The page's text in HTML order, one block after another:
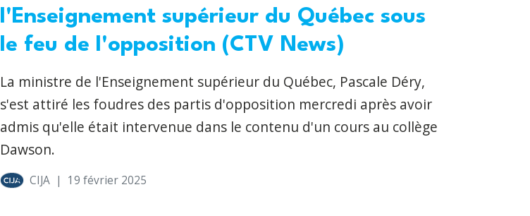
l'Enseignement supérieur du Québec sous
le feu de l'opposition (CTV News)
La ministre de l'Enseignement supérieur du Québec, Pascale Déry,
s'est attiré les foudres des partis d'opposition mercredi après avoir
admis qu'elle était intervenue dans le contenu d'un cours au collège
Dawson.
CIJA | 19 février 2025